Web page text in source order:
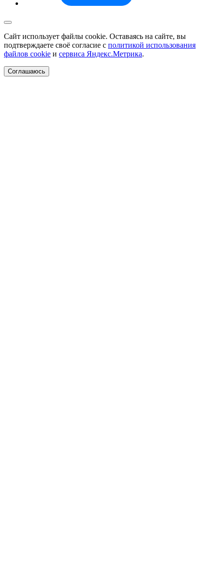
Сайт использует файлы cookie. Оставаясь на сайте, вы
подтверждаете своё согласие с политикой использования
файлов cookie и сервиса Яндекс.Метрика.
Соглашаюсь